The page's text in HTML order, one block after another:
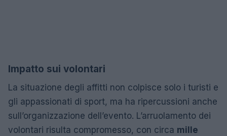
Impatto sui volontari
La situazione degli affitti non colpisce solo i turisti e
gli appassionati di sport, ma ha ripercussioni anche
sull’organizzazione dell’evento. L’arruolamento dei
volontari risulta compromesso, con circa mille